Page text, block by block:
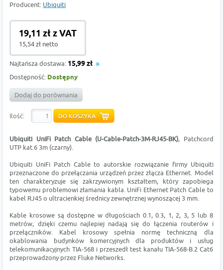
Producent: Ubiquiti
19,11 zł z VAT
15,54 zł netto
Najtańsza dostawa: 15,99 zł
Dostępność: Dostępny
Dodaj do porównania
Ilość:
Ubiquiti UniFi Patch Cable (U-Cable-Patch-3M-RJ45-BK), Patchcord
UTP kat.6 3m (czarny).
Ubiquiti UniFi Patch Cable to autorskie rozwiązanie firmy Ubiquiti
przeznaczone do przełączania urządzeń przez złącza Ethernet. Model
ten charakteryzuje się zakrzywionym kształtem, który zapobiega
typowemu problemowi złamania kabla. UniFi Ethernet Patch Cable to
kabel RJ45 o ultracienkiej średnicy zewnętrznej wynoszącej 3 mm.
Kable krosowe są dostępne w długościach 0.1, 0.3, 1, 2, 3, 5 lub 8
metrów, dzięki czemu najlepiej nadają się do łączenia routerów i
przełączników. Kabel krosowy spełnia normę techniczną dla
okablowania budynków komercyjnych dla produktów i usług
telekomunikacyjnych TIA-568 i przeszedł test kanału TIA-568-B.2 Cat6
przeprowadzony przez Fluke Networks.